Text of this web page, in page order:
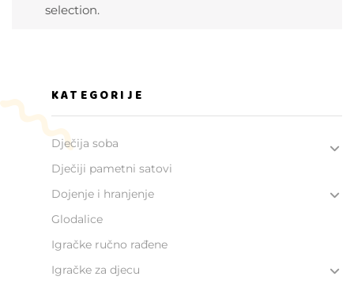
KATEGORIJE
Dječija soba
Dječiji pametni satovi
Dojenje i hranjenje
Glodalice
Igračke ručno rađene
Igračke za djecu
selection.